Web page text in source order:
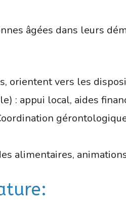
âgées dans leurs
orientent vers les
: appui local, aides
alimentaires,